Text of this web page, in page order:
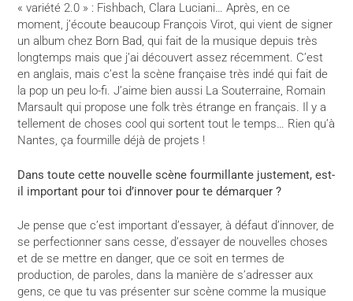
« variété 2.0 » : Fishbach, Clara Luciani… Après, en ce
moment, j’écoute beaucoup François Virot, qui vient de signer
un album chez Born Bad, qui fait de la musique depuis très
longtemps mais que j’ai découvert assez récemment. C’est
en anglais, mais c’est la scène française très indé qui fait de
la pop un peu lo-fi. J’aime bien aussi La Souterraine, Romain
Marsault qui propose une folk très étrange en français. Il y a
tellement de choses cool qui sortent tout le temps… Rien qu’à
Nantes, ça fourmille déjà de projets !
Dans toute cette nouvelle scène fourmillante justement, est-
il important pour toi d’innover pour te démarquer ?
Je pense que c’est important d’essayer, à défaut d’innover, de
se perfectionner sans cesse, d’essayer de nouvelles choses
et de se mettre en danger, que ce soit en termes de
production, de paroles, dans la manière de s’adresser aux
gens, ce que tu vas présenter sur scène comme la musique